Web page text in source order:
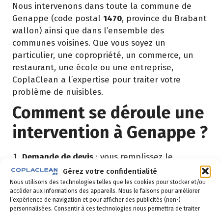
Gérez votre confidentialité
Nous utilisons des technologies telles que les cookies pour stocker et/ou
accéder aux informations des appareils. Nous le faisons pour améliorer
l’expérience de navigation et pour afficher des publicités (non-)
personnalisées. Consentir à ces technologies nous permettra de traiter
Nous intervenons dans toute la commune de
Genappe (code postal 1470, province du Brabant
wallon) ainsi que dans l’ensemble des
communes voisines. Que vous soyez un
particulier, une copropriété, un commerce, un
restaurant, une école ou une entreprise,
CoplaClean a l’expertise pour traiter votre
problème de nuisibles.
Comment se déroule une
intervention à Genappe ?
Demande de devis : vous remplissez le
formulaire ci-dessous ou vous nous appelez au
02 523 21 89. Réponse sous 24h.
Diagnostic gratuit: notre technicien vient
identifier la nuisance et son origine.